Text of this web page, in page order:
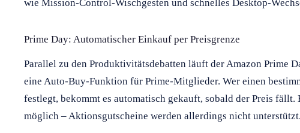
wie Mission-Control-Wischgesten und schnelles Desktop-
Prime Day: Automatischer Einkauf per Preisgrenze
Parallel zu den Produktivitätsdebatten läuft der Amazon Prime
eine Auto-Buy-Funktion für Prime-Mitglieder. Wer einen
festlegt, bekommt es automatisch gekauft, sobald der Preis
möglich – Aktionsgutscheine werden allerdings nicht unterstützt.